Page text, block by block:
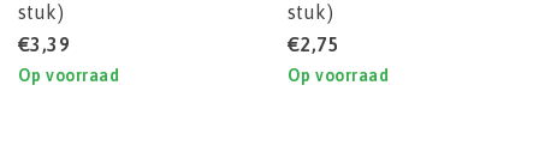
stuk)
€3,39
Op voorraad
stuk)
€2,75
Op voorraad